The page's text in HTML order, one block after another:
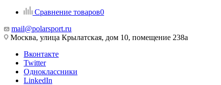
Сравнение товаров0
mail@polarsport.ru
Москва, улица Крылатская, дом 10, помещение 238а
Вконтакте
Twitter
Одноклассники
LinkedIn